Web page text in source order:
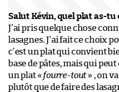
Salut Kévin, quel plat as-tu
J’ai pris quelque chose
lasagnes. J’ai fait ce choix
c’est un plat qui convient
base de pâtes, mais qui peut
un plat « fourre-tout» , on
plutôt que de faire des